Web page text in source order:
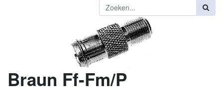
Braun Ff-Fm/P